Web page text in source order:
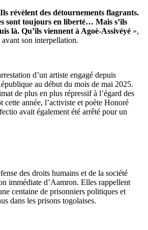
révèlent des détournements flagrants.
sont toujours en liberté… Mais s’ils
là. Qu’ils viennent à Agoè-Assivéyé »,
son interpellation.
d’un artiste engagé depuis
au début du mois de mai 2025.
de plus en plus répressif à l’égard des
cette année, l’activiste et poète Honoré
avait également été arrêté pour un
des droits humains et de la société
immédiate d’Aamron. Elles rappellent
centaine de prisonniers politiques et
dans les prisons togolaises.